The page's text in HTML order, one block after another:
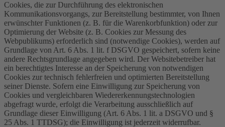
Cookies, die zur Durchführung des elektronischen
Kommunikationsvorgangs, zur Bereitstellung bestimmter, von Ihnen
erwünschter Funktionen (z. B. für die Warenkorbfunktion) oder zur
Optimierung der Website (z. B. Cookies zur Messung des
Webpublikums) erforderlich sind (notwendige Cookies), werden auf
Grundlage von Art. 6 Abs. 1 lit. f DSGVO gespeichert, sofern keine
andere Rechtsgrundlage angegeben wird. Der Websitebetreiber hat
ein berechtigtes Interesse an der Speicherung von notwendigen
Cookies zur technisch fehlerfreien und optimierten Bereitstellung
seiner Dienste. Sofern eine Einwilligung zur Speicherung von
Cookies und vergleichbaren Wiedererkennungstechnologien
abgefragt wurde, erfolgt die Verarbeitung ausschließlich auf
Grundlage dieser Einwilligung (Art. 6 Abs. 1 lit. a DSGVO und §
25 Abs. 1 TTDSG); die Einwilligung ist jederzeit widerrufbar.